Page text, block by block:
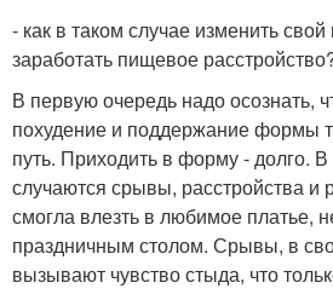
- как в таком случае изменить свой
заработать пищевое
В первую очередь надо осознать,
похудение и поддержание формы
путь. Приходить в форму - долго. В
случаются срывы, расстройства и
смогла влезть в любимое платье,
праздничным столом. Срывы, в
вызывают чувство стыда, что